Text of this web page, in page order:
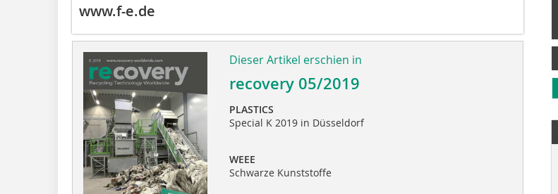
www.f-e.de
Dieser Artikel erschien in
recovery 05/2019
PLASTICS
Special K 2019 in Düsseldorf
WEEE
Schwarze Kunststoffe